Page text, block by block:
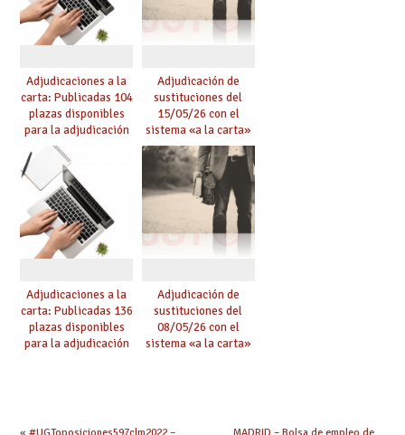
Adjudicaciones a la
carta: Publicadas 104
plazas disponibles
para la adjudicación
de mañana y abierto
plazo de solicitudes
Adjudicación de
sustituciones del
15/05/26 con el
sistema «a la carta»
conseguido con el
Acuerdo de Mejoras
Adjudicaciones a la
carta: Publicadas 136
plazas disponibles
para la adjudicación
Adjudicación de
sustituciones del
08/05/26 con el
sistema «a la carta»